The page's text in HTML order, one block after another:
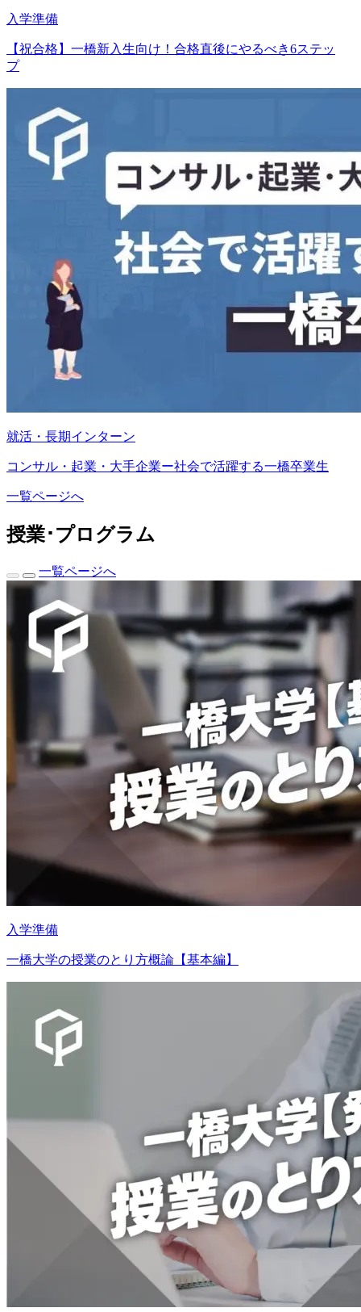
入学準備
【祝合格】一橋新入生向け！合格直後にやるべき6ステッ
プ
就活・長期インターン
コンサル・起業・大手企業ー社会で活躍する一橋卒業生
一覧ページへ
授業･プログラム
一覧ページへ
入学準備
一橋大学の授業のとり方概論【基本編】